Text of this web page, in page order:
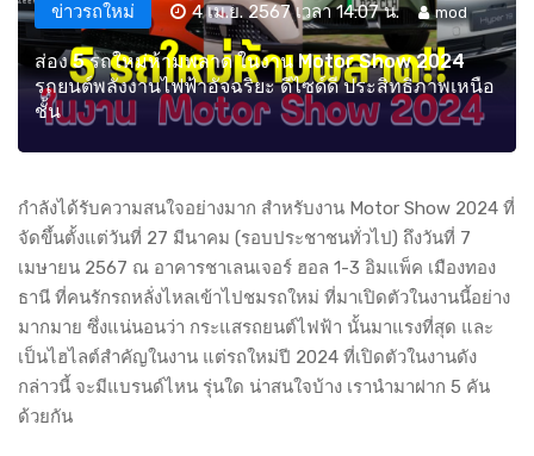
ข่าวรถใหม่ 4 เม.ย. 2567 เวลา 14:07 น. mod
ส่อง 5 รถใหม่ห้ามพลาด ในงาน Motor Show 2024
รถยนต์พลังงานไฟฟ้าอัจฉริยะ ดีไซด์ดี ประสิทธิภาพเหนือ
ชั้น
กำลังได้รับความสนใจอย่างมาก สำหรับงาน Motor Show 2024 ที่
จัดขึ้นตั้งแต่วันที่ 27 มีนาคม (รอบประชาชนทั่วไป) ถึงวันที่ 7
เมษายน 2567 ณ อาคารชาเลนเจอร์ ฮอล 1-3 อิมแพ็ค เมืองทอง
ธานี ที่คนรักรถหลั่งไหลเข้าไปชมรถใหม่ ที่มาเปิดตัวในงานนี้อย่าง
มากมาย ซึ่งแน่นอนว่า กระแสรถยนต์ไฟฟ้า นั้นมาแรงที่สุด และ
เป็นไฮไลต์สำคัญในงาน แต่รถใหม่ปี 2024 ที่เปิดตัวในงานดัง
กล่าวนี้ จะมีแบรนด์ไหน รุ่นใด น่าสนใจบ้าง เรานำมาฝาก 5 คัน
ด้วยกัน